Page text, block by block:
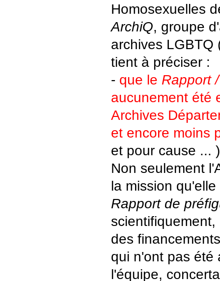
Homosexuelles
ArchiQ, groupe
archives
tient à préciser :
- que le Rapport
aucunement été
Archives
et encore moins
et pour cause ... )
Non seulement
la mission
Rapport de
des
qui n'ont pas été
l'équipe,